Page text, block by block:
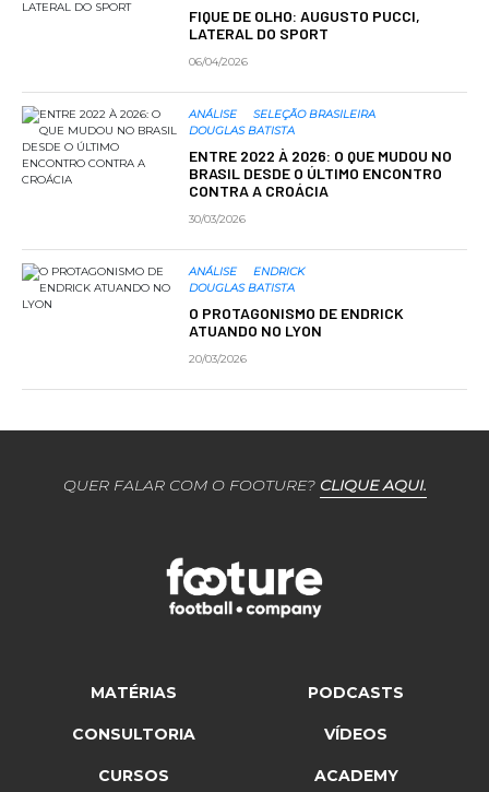
FIQUE DE OLHO: AUGUSTO PUCCI,
LATERAL DO SPORT
06/04/2026
ANÁLISE
SELEÇÃO BRASILEIRA
DOUGLAS BATISTA
ENTRE 2022 À 2026: O QUE MUDOU NO
BRASIL DESDE O ÚLTIMO ENCONTRO
CONTRA A CROÁCIA
30/03/2026
ANÁLISE
ENDRICK
DOUGLAS BATISTA
O PROTAGONISMO DE ENDRICK
ATUANDO NO LYON
20/03/2026
QUER FALAR COM O FOOTURE? CLIQUE AQUI.
MATÉRIAS PODCASTS
CONSULTORIA VÍDEOS
CURSOS ACADEMY